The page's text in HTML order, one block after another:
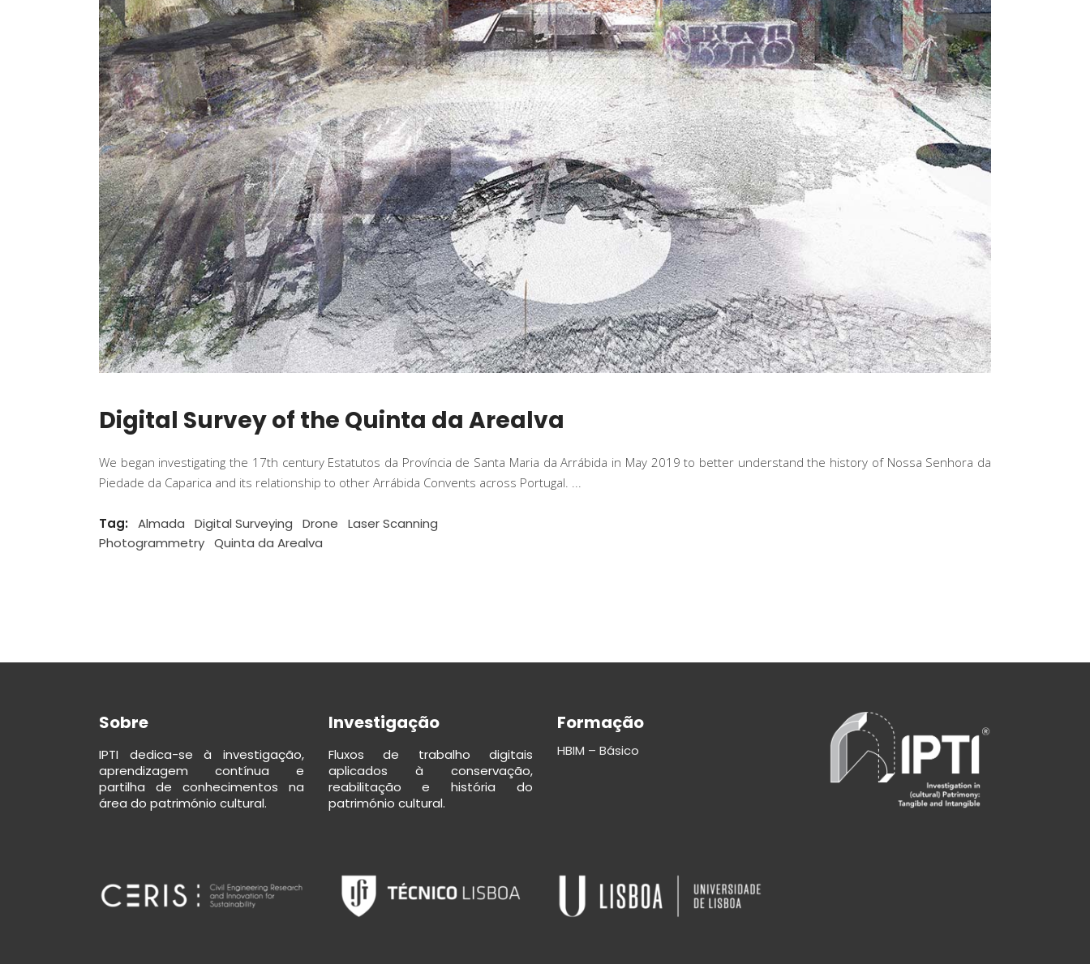
Digital Survey of the Quinta da Arealva
We began investigating the 17th century Estatutos da Província de Santa Maria da Arrábida in May 2019 to better understand the history of Nossa Senhora da
Piedade da Caparica and its relationship to other Arrábida Convents across Portugal.
Tag: Almada Digital Surveying Drone
Laser Scanning
Photogrammetry Quinta da Arealva
Sobre
IPTI dedica-se à investigação,
aprendizagem contínua e
partilha de conhecimentos na
área do património cultural.
Investigação
Fluxos de trabalho digitais
aplicados à conservação,
reabilitação e história do
património cultural.
Formação
HBIM – Básico